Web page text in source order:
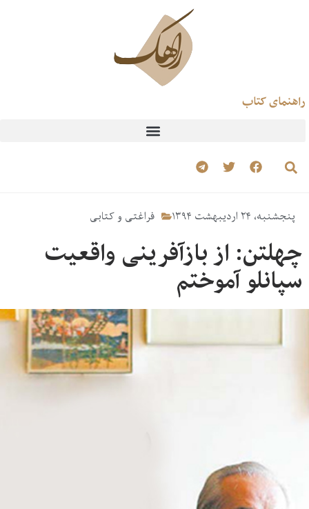
راهنمای کتاب
پنجشنبه، ۲۴ اردیبهشت ۱۳۹۴ فراغتی و کتابی
چهلتن: از بازآفرینی واقعیت
سپانلو آموختم